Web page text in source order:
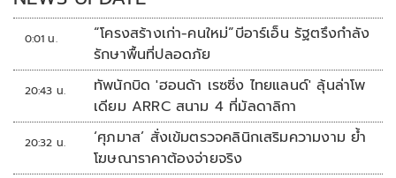
0:01 น.
“โครงสร้างเก่า-คนใหม่”บีอาร์เอ็น รัฐตรึงกำลัง
รักษาพื้นที่ปลอดภัย
20:43 น.
ทัพนักบิด 'ฮอนด้า เรซซิ่ง ไทยแลนด์' ลุ้นล่าโพ
เดียม ARRC สนาม 4 ที่มัลดาลิกา
20:32 น.
‘ศุภมาส’ สั่งเข้มตรวจคลินิกเสริมความงาม ย้ำ
โฆษณาราคาต้องจ่ายจริง